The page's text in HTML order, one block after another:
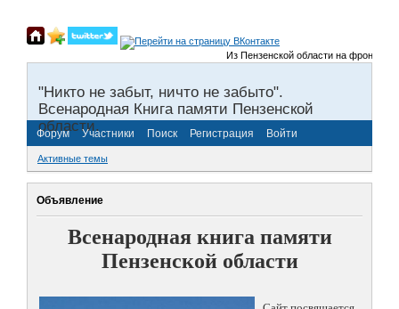
Из Пензенской области на фронты
"Никто не забыт, ничто не забыто".
Всенародная Книга памяти Пензенской
области.
Форум Участники Поиск Регистрация Войти
Активные темы
Объявление
Всенародная книга памяти
Пензенской области